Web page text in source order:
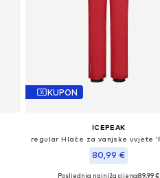
KUPON
ICEPEAK
80,99 €
Posljednja najniža cijena:89,99 €